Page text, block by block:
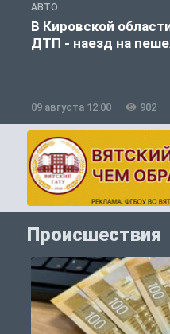
АВТО
В Кировской
ДТП - наезд на
09 августа 12:00 902
Происшествия